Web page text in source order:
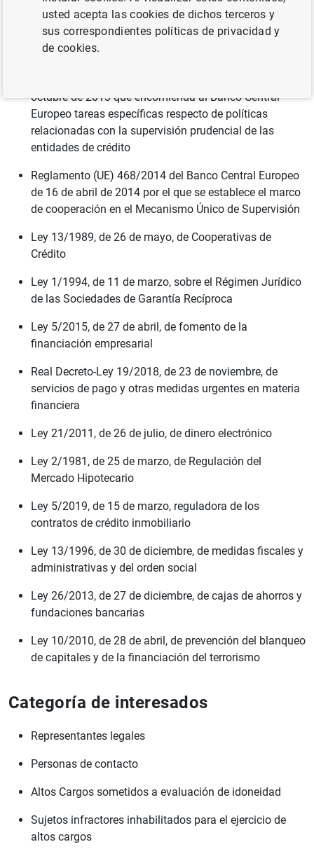
o en el ejercicio de poderes públicos:
Ley 10/2014, de 26 de junio, de ordenación, supervisión
y solvencia de entidades de crédito
octubre de 2013 que encomienda al Banco Central
Europeo tareas específicas respecto de políticas
relacionadas con la supervisión prudencial de las
entidades de crédito
Reglamento (UE) 468/2014 del Banco Central Europeo
de 16 de abril de 2014 por el que se establece el marco
de cooperación en el Mecanismo Único de Supervisión
Ley 13/1989, de 26 de mayo, de Cooperativas de
Crédito
Ley 1/1994, de 11 de marzo, sobre el Régimen Jurídico
de las Sociedades de Garantía Recíproca
Ley 5/2015, de 27 de abril, de fomento de la
financiación empresarial
Real Decreto-Ley 19/2018, de 23 de noviembre, de
servicios de pago y otras medidas urgentes en materia
financiera
Ley 21/2011, de 26 de julio, de dinero electrónico
Ley 2/1981, de 25 de marzo, de Regulación del
Mercado Hipotecario
Ley 5/2019, de 15 de marzo, reguladora de los
contratos de crédito inmobiliario
Ley 13/1996, de 30 de diciembre, de medidas fiscales y
administrativas y del orden social
Ley 26/2013, de 27 de diciembre, de cajas de ahorros y
fundaciones bancarias
Ley 10/2010, de 28 de abril, de prevención del blanqueo
de capitales y de la financiación del terrorismo
Categoría de interesados
Representantes legales
Personas de contacto
Altos Cargos sometidos a evaluación de idoneidad
Sujetos infractores inhabilitados para el ejercicio de
altos cargos
usted acepta las cookies de dichos terceros y
sus correspondientes políticas de privacidad y
de cookies.